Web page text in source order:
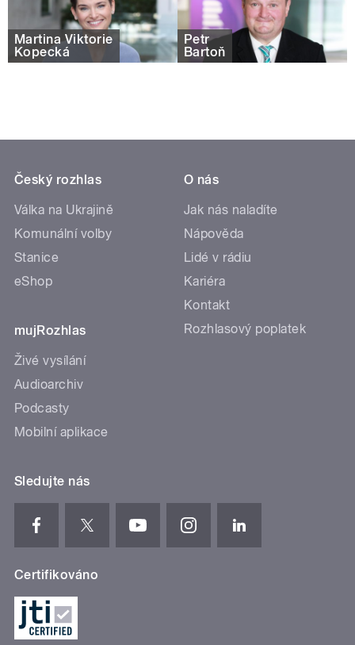
Martina Viktorie
Kopecká
Petr
Bartoň
Český rozhlas
Válka na Ukrajině
Komunální volby
Stanice
eShop
mujRozhlas
Živé vysílání
Audioarchiv
Podcasty
Mobilní aplikace
O nás
Jak nás naladíte
Nápověda
Lidé v rádiu
Kariéra
Kontakt
Rozhlasový poplatek
Sledujte nás
Certifikováno